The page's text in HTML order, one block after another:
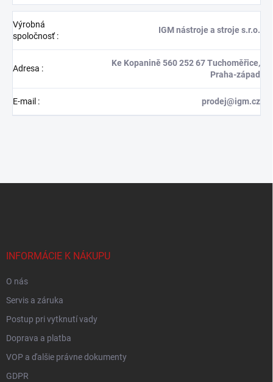
Výrobná
spoločnosť:
IGM nástroje a stroje s.r.o.
Adresa :
Ke Kopanině 560 252 67 Tuchoměřice,
Praha-západ
E-mail : prodej@igm.cz
INFORMÁCIE K NÁKUPU
O nás
Servis a záruka
Postup pri vytknutí vady
Doprava a platba
VOP a ďalšie právne dokumenty
GDPR